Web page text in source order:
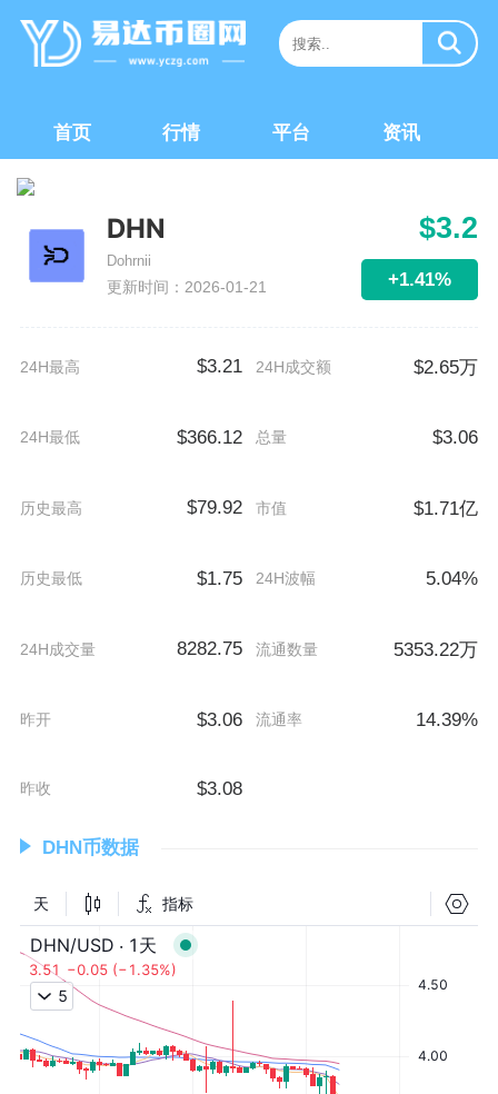
首页 行情 平台 资讯
DHN
Dohrnii
更新时间：2026-01-21
$3.2
+1.41%
24H最高 $3.21 24H成交额 $2.65万
24H最低 $366.12 总量 $3.06
历史最高 $79.92 市值 $1.71亿
历史最低 $1.75 24H波幅 5.04%
24H成交量 8282.75 流通数量 5353.22万
昨开 $3.06 流通率 14.39%
昨收 $3.08
DHN币数据